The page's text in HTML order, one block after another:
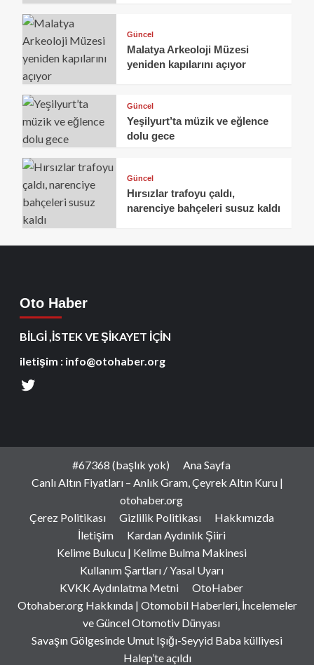
Güncel
Malatya Arkeoloji Müzesi
yeniden kapılarını açıyor
Güncel
Yeşilyurt’ta müzik ve eğlence
dolu gece
Güncel
Hırsızlar trafoyu çaldı,
narenciye bahçeleri susuz kaldı
Oto Haber
BİLGİ ,İSTEK VE ŞİKAYET İÇİN
iletişim : info@otohaber.org
#67368 (başlık yok)
Ana Sayfa
Canlı Altın Fiyatları – Anlık Gram, Çeyrek Altın Kuru |
otohaber.org
Çerez Politikası
Gizlilik Politikası
Hakkımızda
İletişim
Kardan Aydınlık Şiiri
Kelime Bulucu | Kelime Bulma Makinesi
Kullanım Şartları / Yasal Uyarı
KVKK Aydınlatma Metni
OtoHaber
Otohaber.org Hakkında | Otomobil Haberleri, İncelemeler
ve Güncel Otomotiv Dünyası
Savaşın Gölgesinde Umut Işığı-Seyyid Baba külliyesi
Halep’te açıldı